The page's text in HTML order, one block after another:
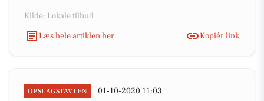
Kilde: Lokale tilbud
Læs hele artiklen her
Kopiér link
OPSLAGSTAVLEN 01-10-2020 11:03